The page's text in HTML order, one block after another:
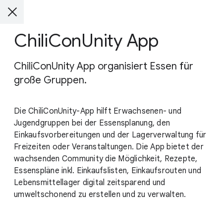
ChiliConUnity App
ChiliConUnity App organisiert Essen für
große Gruppen.
Die ChiliConUnity-App hilft Erwachsenen- und
Jugendgruppen bei der Essensplanung, den
Einkaufsvorbereitungen und der Lagerverwaltung für
Freizeiten oder Veranstaltungen. Die App bietet der
wachsenden Community die Möglichkeit, Rezepte,
Essenspläne inkl. Einkaufslisten, Einkaufsrouten und
Lebensmittellager digital zeitsparend und
umweltschonend zu erstellen und zu verwalten.